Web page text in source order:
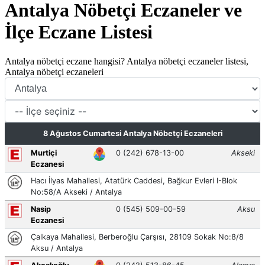
Antalya Nöbetçi Eczaneler ve
İlçe Eczane Listesi
Antalya nöbetçi eczane hangisi? Antalya nöbetçi eczaneler listesi,
Antalya nöbetçi eczaneleri